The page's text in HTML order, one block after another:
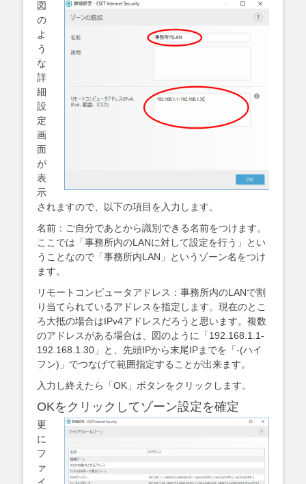
図
の
よ
う
な
詳
細
設
定
画
面
が
表
示
されますので、以下の項目を入力します。
名前：ご自分であとから識別できる名前をつけます。
ここでは「事務所内のLANに対して設定を行う」とい
うことなので「事務所内LAN」というゾーン名をつけ
ます。
リモートコンピュータアドレス：事務所内のLANで割
り当てられているアドレスを指定します。現在のとこ
ろ大抵の場合はIPv4アドレスだろうと思います。複数
のアドレスがある場合は、図のように「192.168.1.1-
192.168.1.30」と、先頭IPから末尾IPまでを「-(ハイ
フン)」でつなげて範囲指定することが出来ます。
入力し終えたら「OK」ボタンをクリックします。
OKをクリックしてゾーン設定を確定
更
に
フ
ァ